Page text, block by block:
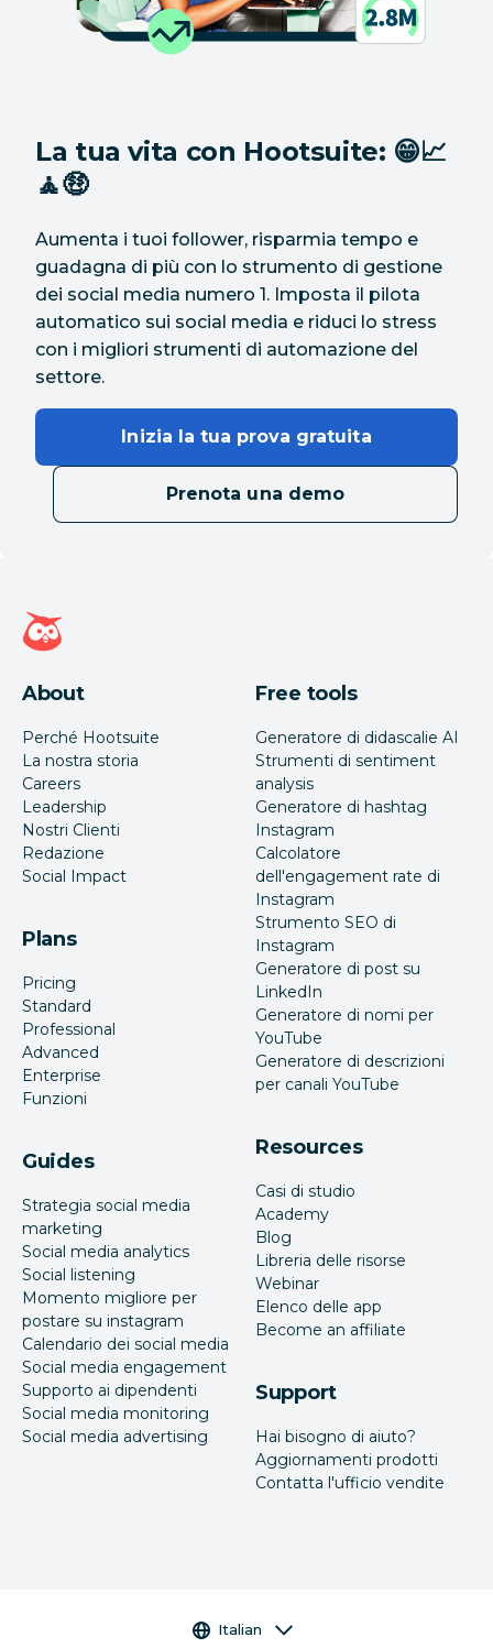
La tua vita con Hootsuite: 😁📈
🧘🤑
Aumenta i tuoi follower, risparmia tempo e
guadagna di più con lo strumento di gestione
dei social media numero 1. Imposta il pilota
automatico sui social media e riduci lo stress
con i migliori strumenti di automazione del
settore.
Inizia la tua prova gratuita
Prenota una demo
Home page di Hootsuite
About
Perché Hootsuite
La nostra storia
Careers
Leadership
Nostri Clienti
Redazione
Social Impact
Plans
Pricing
Standard
Professional
Advanced
Enterprise
Funzioni
Guides
Strategia social media
marketing
Social media analytics
Social listening
Momento migliore per
postare su instagram
Calendario dei social media
Social media engagement
Supporto ai dipendenti
Social media monitoring
Social media advertising
Free tools
Generatore di didascalie AI
Strumenti di sentiment
analysis
Generatore di hashtag
Instagram
Calcolatore
dell'engagement rate di
Instagram
Strumento SEO di
Instagram
Generatore di post su
LinkedIn
Generatore di nomi per
YouTube
Generatore di descrizioni
per canali YouTube
Resources
Casi di studio
Academy
Blog
Libreria delle risorse
Webinar
Elenco delle app
Become an affiliate
Support
Hai bisogno di aiuto?
Aggiornamenti prodotti
Contatta l'ufficio vendite
Selettore della lingua
Italian